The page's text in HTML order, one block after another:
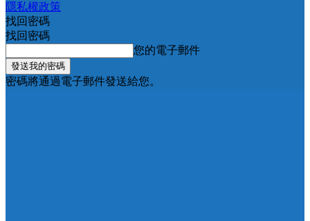
隱私權政策
找回密碼
找回密碼
您的電子郵件
密碼將通過電子郵件發送給您。